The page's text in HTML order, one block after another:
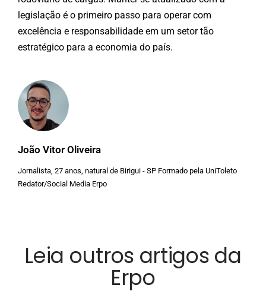
João Vitor Oliveira
Jornalista, 27 anos, natural de Birigui - SP Formado pela UniToleto
Redator/Social Media Erpo
legislação é o primeiro passo para operar com
excelência e responsabilidade em um setor tão
estratégico para a economia do país.
Leia outros artigos da
Erpo